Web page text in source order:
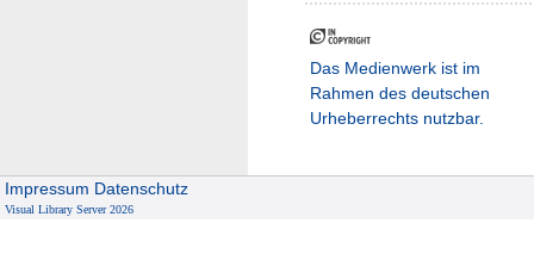
Das Medienwerk ist im
Rahmen des deutschen
Urheberrechts nutzbar.
Impressum Datenschutz
Visual Library Server 2026